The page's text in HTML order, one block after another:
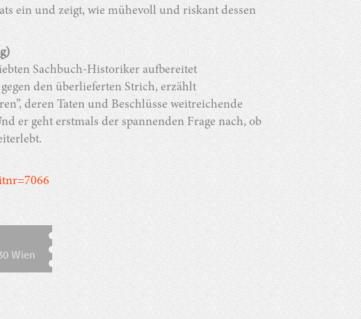
ein und zeigt, wie mühevoll und riskant dessen
Sachbuch-Historiker aufbereitet
den überlieferten Strich, erzählt
deren Taten und Beschlüsse weitreichende
er geht erstmals der spannenden Frage nach, ob
Wien